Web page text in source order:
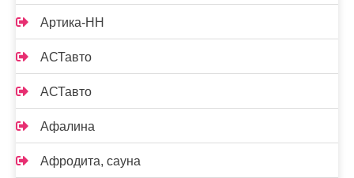
Артика-НН
АСТавто
АСТавто
Афалина
Афродита, сауна